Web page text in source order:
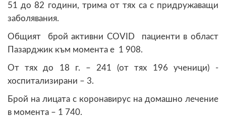
51 до 82 години, трима от тях са с придружаващи
заболявания.
Общият брой активни COVID пациенти в област
Пазарджик към момента е 1 908.
От тях до 18 г. – 241 (от тях 196 ученици) -
хоспитализирани – 3.
Брой на лицата с коронавирус на домашно лечение
в момента – 1 740.